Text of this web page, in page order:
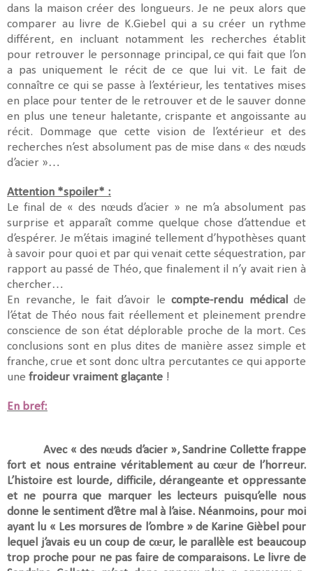
dans la maison créer des longueurs. Je ne peux alors que
comparer au livre de K.Giebel qui a su créer un rythme
différent, en incluant notamment les recherches établit
pour retrouver le personnage principal, ce qui fait que l’on
a pas uniquement le récit de ce que lui vit. Le fait de
connaître ce qui se passe à l’extérieur, les tentatives mises
en place pour tenter de le retrouver et de le sauver donne
en plus une teneur haletante, crispante et angoissante au
récit. Dommage que cette vision de l’extérieur et des
recherches n’est absolument pas de mise dans « des nœuds
d’acier »…
Attention *spoiler* :
Le final de « des nœuds d’acier » ne m’a absolument pas
surprise et apparaît comme quelque chose d’attendue et
d’espérer. Je m’étais imaginé tellement d’hypothèses quant
à savoir pour quoi et par qui venait cette séquestration, par
rapport au passé de Théo, que finalement il n’y avait rien à
chercher…
En revanche, le fait d’avoir le compte-rendu médical
de
l’état de Théo nous fait réellement et pleinement prendre
conscience de son état déplorable proche de la mort. Ces
conclusions sont en plus dites de manière assez simple et
franche, crue et sont donc ultra percutantes ce qui apporte
une froideur vraiment glaçante !
En bref:
Avec « des nœuds d’acier », Sandrine Collette frappe
fort et nous entraine véritablement au cœur de l’horreur.
L’histoire est lourde, difficile, dérangeante et oppressante
et ne pourra que marquer les lecteurs puisqu’elle nous
donne le sentiment d’être mal à l’aise. Néanmoins, pour moi
ayant lu « Les morsures de l’ombre » de Karine Gièbel pour
lequel j’avais eu un coup de cœur, le parallèle est beaucoup
trop proche pour ne pas faire de comparaisons. Le livre de